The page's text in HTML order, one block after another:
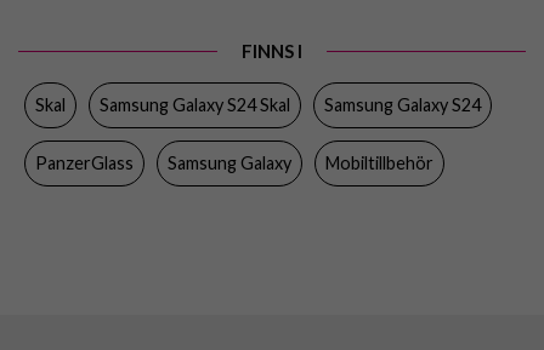
Stöttålig, Trådlös laddning-kompatibel
Färg Svart
Hårdplast (PC), Mjukplast (TPU)
Varumärke PanzerGlass
FINNS I
Skal Samsung Galaxy S24 Skal Samsung Galaxy S24
PanzerGlass Samsung Galaxy Mobiltillbehör